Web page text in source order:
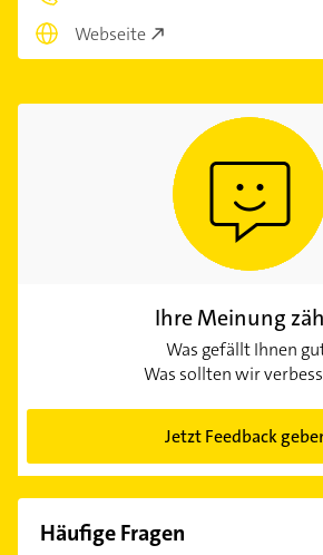
Webseite
Ihre Meinung
Was gefällt Ihnen
Was sollten wir
Jetzt Feedback
Häufige Fragen